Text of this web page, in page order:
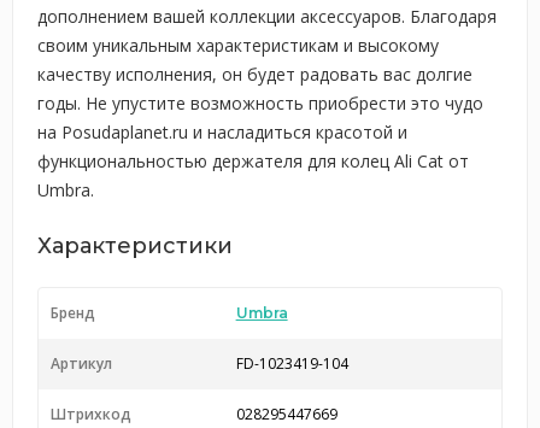
дополнением вашей коллекции аксессуаров. Благодаря
своим уникальным характеристикам и высокому
качеству исполнения, он будет радовать вас долгие
годы. Не упустите возможность приобрести это чудо
на Posudaplanet.ru и насладиться красотой и
функциональностью держателя для колец Ali Cat от
Umbra.
Характеристики
Бренд Umbra
Артикул FD-1023419-104
Штрихкод 028295447669